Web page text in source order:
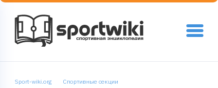
Sport-wiki.org
Спортивные секции